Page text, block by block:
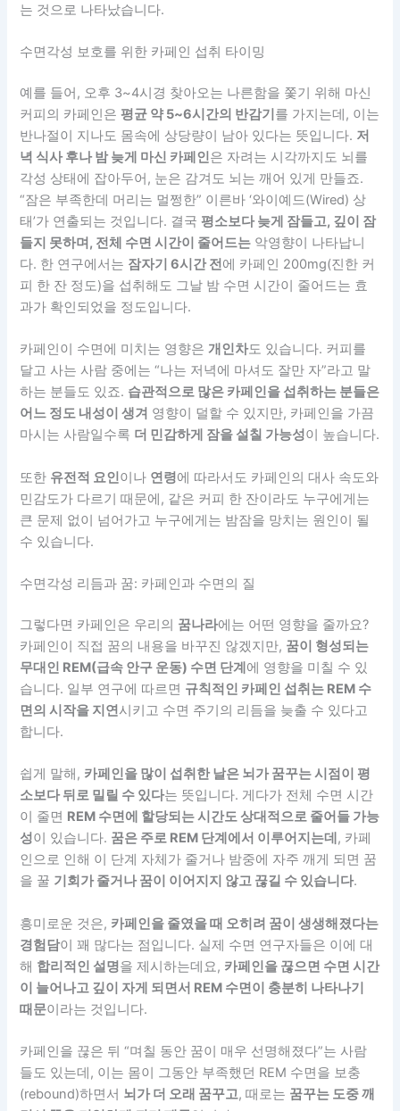
는 것으로 나타났습니다.
수면각성 보호를 위한 카페인 섭취 타이밍
예를 들어, 오후 3~4시경 찾아오는 나른함을 쫓기 위해 마신
커피의 카페인은평균 약 5~6시간의 반감기 를 가지는데, 이는
반나절이 지나도 몸속에 상당량이 남아 있다는 뜻입니다. 저
녁 식사 후나 밤 늦게 마신 카페인은 자려는 시각까지도 뇌를
각성 상태에 잡아두어, 눈은 감겨도 뇌는 깨어 있게 만들죠.
“잠은 부족한데 머리는 멀쩡한” 이른바 ‘와이예드(Wired) 상
태’가 연출되는 것입니다. 결국평소보다 늦게 잠들고, 깊이 잠
들지 못하며, 전체 수면 시간이 줄어드는 악영향이 나타납니
다. 한 연구에서는 잠자기 6시간 전에 카페인 200mg(진한 커
피 한 잔 정도)을 섭취해도 그날 밤 수면 시간이 줄어드는 효
과가 확인되었을 정도입니다.
카페인이 수면에 미치는 영향은개인차도 있습니다. 커피를
달고 사는 사람 중에는 “나는 저녁에 마셔도 잘만 자”라고 말
하는 분들도 있죠. 습관적으로 많은 카페인을 섭취하는 분들은
어느 정도 내성이 생겨 영향이 덜할 수 있지만, 카페인을 가끔
마시는 사람일수록 더 민감하게 잠을 설칠 가능성이 높습니다.
또한 유전적 요인이나 연령에 따라서도 카페인의 대사 속도와
민감도가 다르기 때문에, 같은 커피 한 잔이라도 누구에게는
큰 문제 없이 넘어가고 누구에게는 밤잠을 망치는 원인이 될
수 있습니다.
수면각성 리듬과 꿈: 카페인과 수면의 질
그렇다면 카페인은 우리의 꿈나라에는 어떤 영향을 줄까요?
카페인이 직접 꿈의 내용을 바꾸진 않겠지만, 꿈이 형성되는
무대인 REM(급속 안구 운동) 수면 단계 에 영향을 미칠 수 있
습니다. 일부 연구에 따르면 규칙적인 카페인 섭취는 REM 수
면의 시작을 지연시키고 수면 주기의 리듬을 늦출 수 있다고
합니다.
쉽게 말해, 카페인을 많이 섭취한 날은 뇌가 꿈꾸는 시점이 평
소보다 뒤로 밀릴 수 있다는 뜻입니다. 게다가 전체 수면 시간
이 줄면 REM 수면에 할당되는 시간도 상대적으로 줄어들 가능
성이 있습니다. 꿈은 주로 REM 단계에서 이루어지는데 , 카페
인으로 인해 이 단계 자체가 줄거나 밤중에 자주 깨게 되면 꿈
을 꿀 기회가 줄거나 꿈이 이어지지 않고 끊길 수 있습니다.
흥미로운 것은, 카페인을 줄였을 때 오히려 꿈이 생생해졌다는
경험담이 꽤 많다는 점입니다. 실제 수면 연구자들은 이에 대
해 합리적인 설명을 제시하는데요, 카페인을 끊으면 수면 시간
이 늘어나고 깊이 자게 되면서 REM 수면이 충분히 나타나기
때문이라는 것입니다.
카페인을 끊은 뒤 “며칠 동안 꿈이 매우 선명해졌다”는 사람
들도 있는데, 이는 몸이 그동안 부족했던 REM 수면을 보충
(rebound)하면서 뇌가 더 오래 꿈꾸고, 때로는 꿈꾸는 도중 깨